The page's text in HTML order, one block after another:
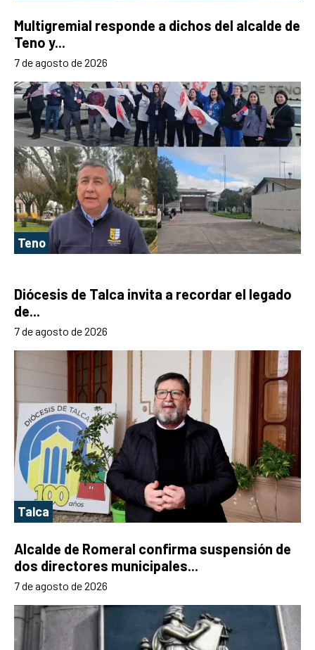
Multigremial responde a dichos del alcalde de
Teno y...
7 de agosto de 2026
Teno
Diócesis de Talca invita a recordar el legado
de...
7 de agosto de 2026
Talca
Alcalde de Romeral confirma suspensión de
dos directores municipales...
7 de agosto de 2026